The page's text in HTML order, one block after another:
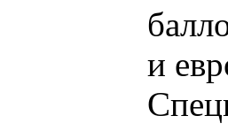
и